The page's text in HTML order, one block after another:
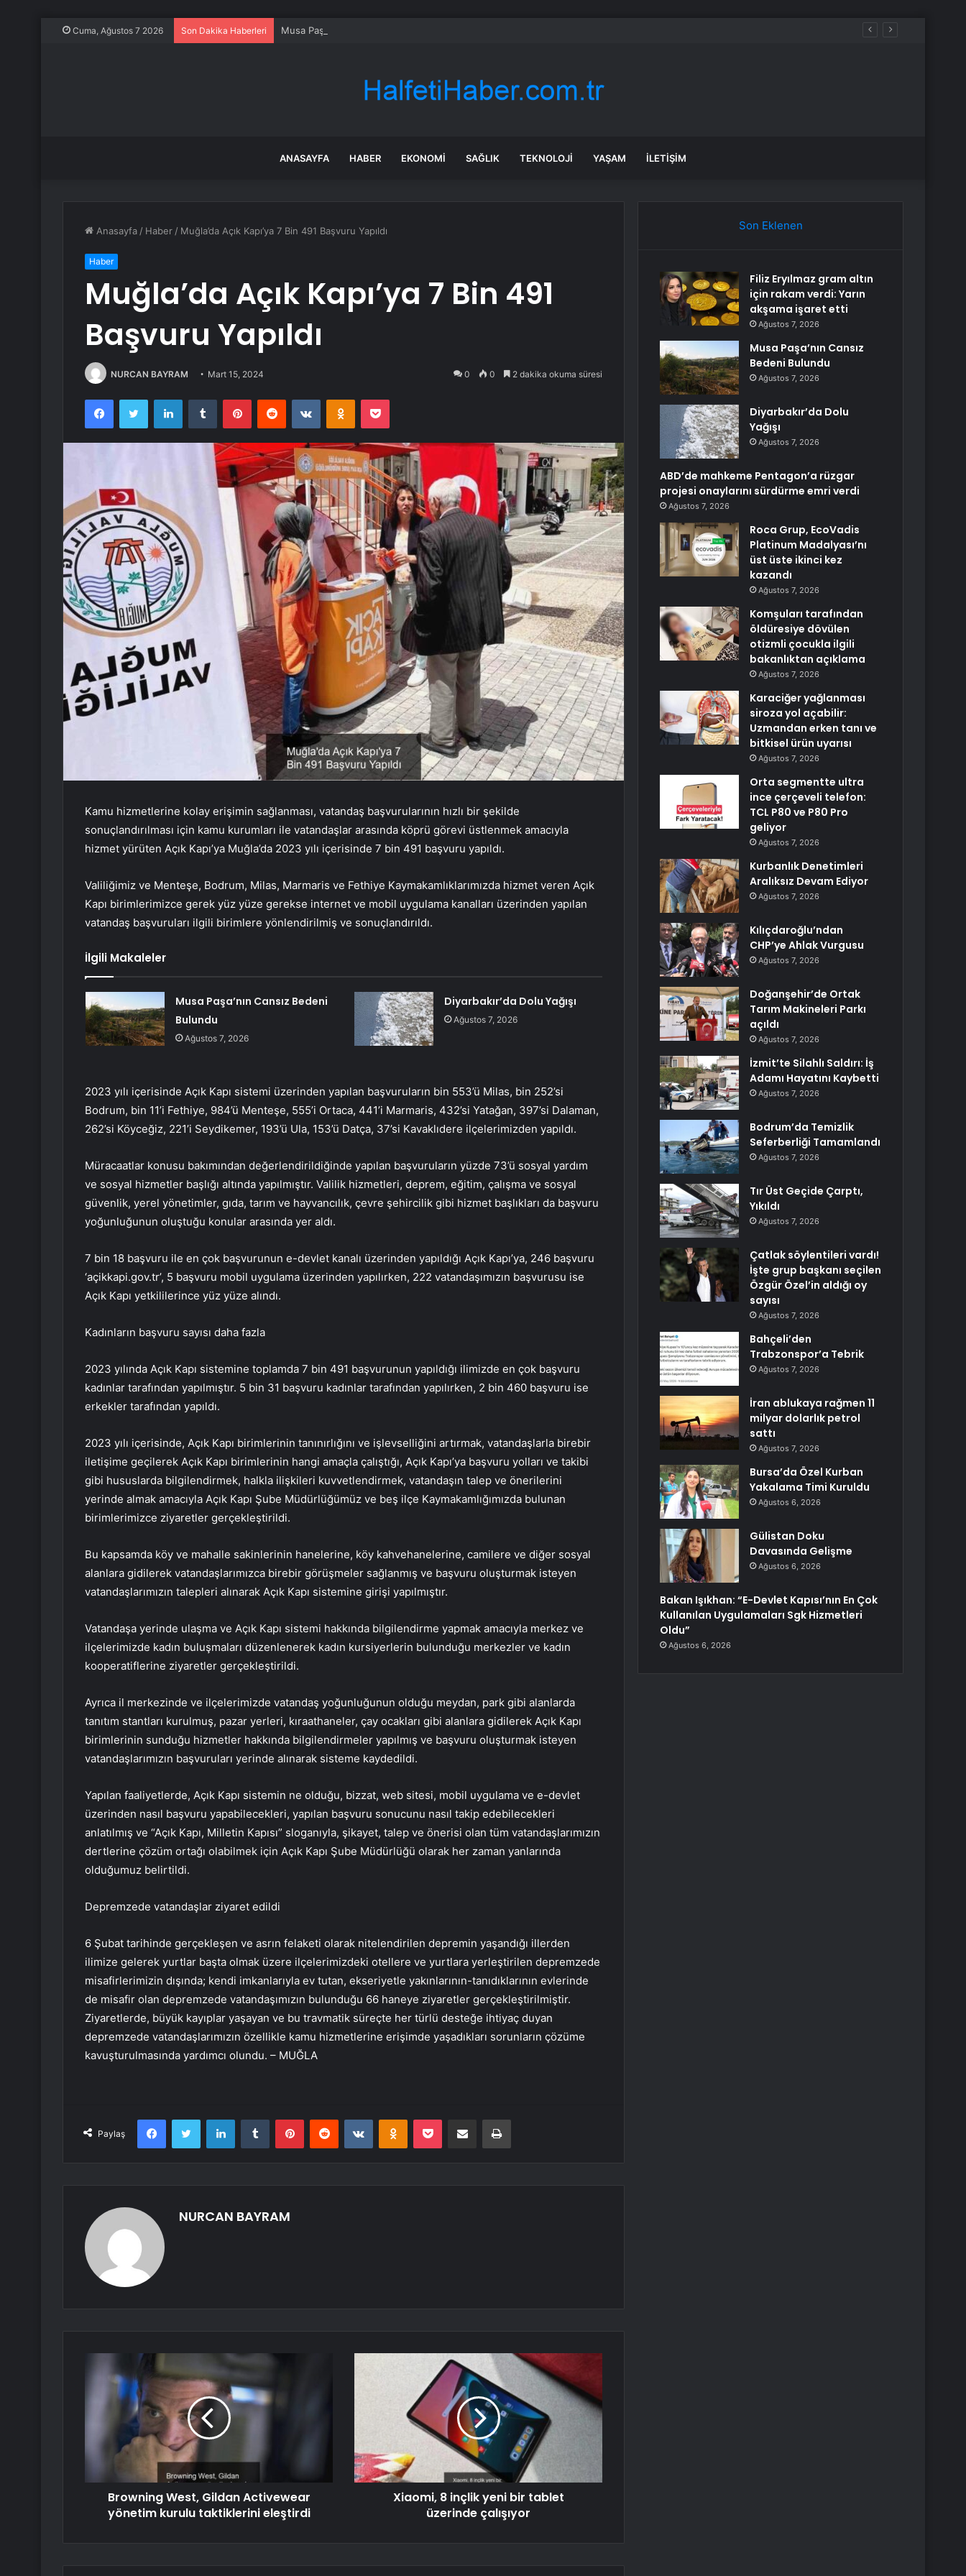
Cuma, Ağustos 7 2026 Son Dakika Haberleri Musa Paşa’nın Cansız Bedeni Bulundu
ANASAYFA HABER EKONOMI SAĞLIK TEKNOLOJI YAŞAM İLETIŞIM
Anasayfa / Haber / Muğla’da Açık Kapı’ya 7 Bin 491 Başvuru Yapıldı
Haber
Muğla’da Açık Kapı’ya 7 Bin 491
Başvuru Yapıldı
NURCAN BAYRAM Mart 15, 2024 0 0 2 dakika okuma süresi
FacebookTwitter LinkedInTumblr PinterestReddit VKontakteOdnoklassniki
Pocket
Kamu hizmetlerine kolay erişimin sağlanması, vatandaş başvurularının hızlı bir şekilde
sonuçlandırılması için kamu kurumları ile vatandaşlar arasında köprü görevi üstlenmek amacıyla
hizmet yürüten Açık Kapı’ya Muğla’da 2023 yılı içerisinde 7 bin 491 başvuru yapıldı.
Valiliğimiz ve Menteşe, Bodrum, Milas, Marmaris ve Fethiye Kaymakamlıklarımızda hizmet veren Açık
Kapı birimlerimizce gerek yüz yüze gerekse internet ve mobil uygulama kanalları üzerinden yapılan
vatandaş başvuruları ilgili birimlere yönlendirilmiş ve sonuçlandırıldı.
İlgili Makaleler
Musa Paşa’nın Cansız Bedeni
Bulundu
Ağustos 7, 2026
Diyarbakır’da Dolu Yağışı
Ağustos 7, 2026
2023 yılı içerisinde Açık Kapı sistemi üzerinden yapılan başvuruların bin 553’ü Milas, bin 252’si
Bodrum, bin 11’i Fethiye, 984’ü Menteşe, 555’i Ortaca, 441’i Marmaris, 432’si Yatağan, 397’si Dalaman,
262’si Köyceğiz, 221’i Seydikemer, 193’ü Ula, 153’ü Datça, 37’si Kavaklıdere ilçelerimizden yapıldı.
Müracaatlar konusu bakımından değerlendirildiğinde yapılan başvuruların yüzde 73’ü sosyal yardım
ve sosyal hizmetler başlığı altında yapılmıştır. Valilik hizmetleri, deprem, eğitim, çalışma ve sosyal
güvenlik, yerel yönetimler, gıda, tarım ve hayvancılık, çevre şehircilik gibi hizmet başlıkları da başvuru
yoğunluğunun oluştuğu konular arasında yer aldı.
7 bin 18 başvuru ile en çok başvurunun e-devlet kanalı üzerinden yapıldığı Açık Kapı’ya, 246 başvuru
‘açikkapi.gov.tr’, 5 başvuru mobil uygulama üzerinden yapılırken, 222 vatandaşımızın başvurusu ise
Açık Kapı yetkililerince yüz yüze alındı.
Kadınların başvuru sayısı daha fazla
2023 yılında Açık Kapı sistemine toplamda 7 bin 491 başvurunun yapıldığı ilimizde en çok başvuru
kadınlar tarafından yapılmıştır. 5 bin 31 başvuru kadınlar tarafından yapılırken, 2 bin 460 başvuru ise
erkekler tarafından yapıldı.
2023 yılı içerisinde, Açık Kapı birimlerinin tanınırlığını ve işlevselliğini artırmak, vatandaşlarla birebir
iletişime geçilerek Açık Kapı birimlerinin hangi amaçla çalıştığı, Açık Kapı’ya başvuru yolları ve takibi
gibi hususlarda bilgilendirmek, halkla ilişkileri kuvvetlendirmek, vatandaşın talep ve önerilerini
yerinde almak amacıyla Açık Kapı Şube Müdürlüğümüz ve beş ilçe Kaymakamlığımızda bulunan
birimlerimizce ziyaretler gerçekleştirildi.
Bu kapsamda köy ve mahalle sakinlerinin hanelerine, köy kahvehanelerine, camilere ve diğer sosyal
alanlara gidilerek vatandaşlarımızca birebir görüşmeler sağlanmış ve başvuru oluşturmak isteyen
vatandaşlarımızın talepleri alınarak Açık Kapı sistemine girişi yapılmıştır.
Vatandaşa yerinde ulaşma ve Açık Kapı sistemi hakkında bilgilendirme yapmak amacıyla merkez ve
ilçelerimizde kadın buluşmaları düzenlenerek kadın kursiyerlerin bulunduğu merkezler ve kadın
kooperatiflerine ziyaretler gerçekleştirildi.
Ayrıca il merkezinde ve ilçelerimizde vatandaş yoğunluğunun olduğu meydan, park gibi alanlarda
tanıtım stantları kurulmuş, pazar yerleri, kıraathaneler, çay ocakları gibi alanlara gidilerek Açık Kapı
birimlerinin sunduğu hizmetler hakkında bilgilendirmeler yapılmış ve başvuru oluşturmak isteyen
vatandaşlarımızın başvuruları yerinde alınarak sisteme kaydedildi.
Yapılan faaliyetlerde, Açık Kapı sistemin ne olduğu, bizzat, web sitesi, mobil uygulama ve e-devlet
üzerinden nasıl başvuru yapabilecekleri, yapılan başvuru sonucunu nasıl takip edebilecekleri
anlatılmış ve “Açık Kapı, Milletin Kapısı” sloganıyla, şikayet, talep ve önerisi olan tüm vatandaşlarımızın
dertlerine çözüm ortağı olabilmek için Açık Kapı Şube Müdürlüğü olarak her zaman yanlarında
olduğumuz belirtildi.
Depremzede vatandaşlar ziyaret edildi
6 Şubat tarihinde gerçekleşen ve asrın felaketi olarak nitelendirilen depremin yaşandığı illerden
ilimize gelerek yurtlar başta olmak üzere ilçelerimizdeki otellere ve yurtlara yerleştirilen depremzede
misafirlerimizin dışında; kendi imkanlarıyla ev tutan, ekseriyetle yakınlarının-tanıdıklarının evlerinde
de misafir olan depremzede vatandaşımızın bulunduğu 66 haneye ziyaretler gerçekleştirilmiştir.
Ziyaretlerde, büyük kayıplar yaşayan ve bu travmatik süreçte her türlü desteğe ihtiyaç duyan
depremzede vatandaşlarımızın özellikle kamu hizmetlerine erişimde yaşadıkları sorunların çözüme
kavuşturulmasında yardımcı olundu. – MUĞLA
Paylaş
FacebookTwitter LinkedInTumblr PinterestReddit VKontakteOdnoklassniki
Pocket E-Posta ile paylaş Yazdır
NURCAN BAYRAM
Browning West, Gildan Activewear
yönetim kurulu taktiklerini eleştirdi
Xiaomi, 8 inçlik yeni bir tablet
üzerinde çalışıyor
Son Eklenen
Filiz Eryılmaz gram altın
için rakam verdi: Yarın
akşama işaret etti
Ağustos 7, 2026
Musa Paşa’nın Cansız
Bedeni Bulundu
Ağustos 7, 2026
Diyarbakır’da Dolu
Yağışı
Ağustos 7, 2026
ABD’de mahkeme Pentagon’a rüzgar
projesi onaylarını sürdürme emri verdi
Ağustos 7, 2026
Roca Grup, EcoVadis
Platinum Madalyası’nı
üst üste ikinci kez
kazandı
Ağustos 7, 2026
Komşuları tarafından
öldüresiye dövülen
otizmli çocukla ilgili
bakanlıktan açıklama
Ağustos 7, 2026
Karaciğer yağlanması
siroza yol açabilir:
Uzmandan erken tanı ve
bitkisel ürün uyarısı
Ağustos 7, 2026
Orta segmentte ultra
ince çerçeveli telefon:
TCL P80 ve P80 Pro
geliyor
Ağustos 7, 2026
Kurbanlık Denetimleri
Aralıksız Devam Ediyor
Ağustos 7, 2026
Kılıçdaroğlu’ndan
CHP’ye Ahlak Vurgusu
Ağustos 7, 2026
Doğanşehir’de Ortak
Tarım Makineleri Parkı
açıldı
Ağustos 7, 2026
İzmit’te Silahlı Saldırı: İş
Adamı Hayatını Kaybetti
Ağustos 7, 2026
Bodrum’da Temizlik
Seferberliği Tamamlandı
Ağustos 7, 2026
Tır Üst Geçide Çarptı,
Yıkıldı
Ağustos 7, 2026
Çatlak söylentileri vardı!
İşte grup başkanı seçilen
Özgür Özel’in aldığı oy
sayısı
Ağustos 7, 2026
Bahçeli’den
Trabzonspor’a Tebrik
Ağustos 7, 2026
İran ablukaya rağmen 11
milyar dolarlık petrol
sattı
Ağustos 7, 2026
Bursa’da Özel Kurban
Yakalama Timi Kuruldu
Ağustos 6, 2026
Gülistan Doku
Davasında Gelişme
Ağustos 6, 2026
Bakan Işıkhan: “E-Devlet Kapısı’nın En Çok
Kullanılan Uygulamaları Sgk Hizmetleri
Oldu”
Ağustos 6, 2026